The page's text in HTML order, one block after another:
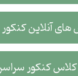
های آنلاین
کلاس کنکور